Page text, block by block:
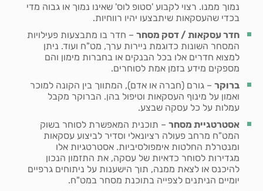
נמוך ממנו. רצוי לקבוע 'סטופ לוס' שאינו נמוך או גבוה מדי
בכדי שהעסקאות שיתבצעו יהיו רווחיות.
חדר עסקאות / דסק מסחר – חדר בו מתבצעות פעילויות
המסחר השונות כדוגמת ניירות ערך, מט"ח ועוד. ניתן
למצוא חדרים אלו בכל הבנקים או בחברות מימון והם
מספקים מידע בזמן אמת לסוחרים.
ברוקר – גורם (חברה או אדם), המתווך בין הקונה למוכר
ואמון על מינוף העסקאות וטיפול בהן. הברוקר מקבל
עמלות על כל עסקה שבצע.
אסטרטגיית מסחר – תוכנית המאפשרת לסוחר בשוק
המט"ח מרחב פעולה רציונאלי וסדיר לביצוע עסקאות
ומנטרלת החלטות אימפולסיביות. אסטרטגיות אלו
מגדירות לסוחר כדאיות של עסקה, את התזמון הנכון
להיכנס או לצאת ממנה, תוך הישענות על ניתוחים גרפיים
יומיים הניתנים לצפייה בתוכנת מסחר במט"ח.